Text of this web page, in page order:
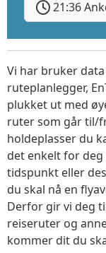
21:36
Vi har bruker
ruteplanlegger,
plukket ut med
ruter som går til/
holdeplasser du
det enkelt for
tidspunkt eller
du skal nå en
Derfor gir vi deg
reiseruter og
kommer dit du